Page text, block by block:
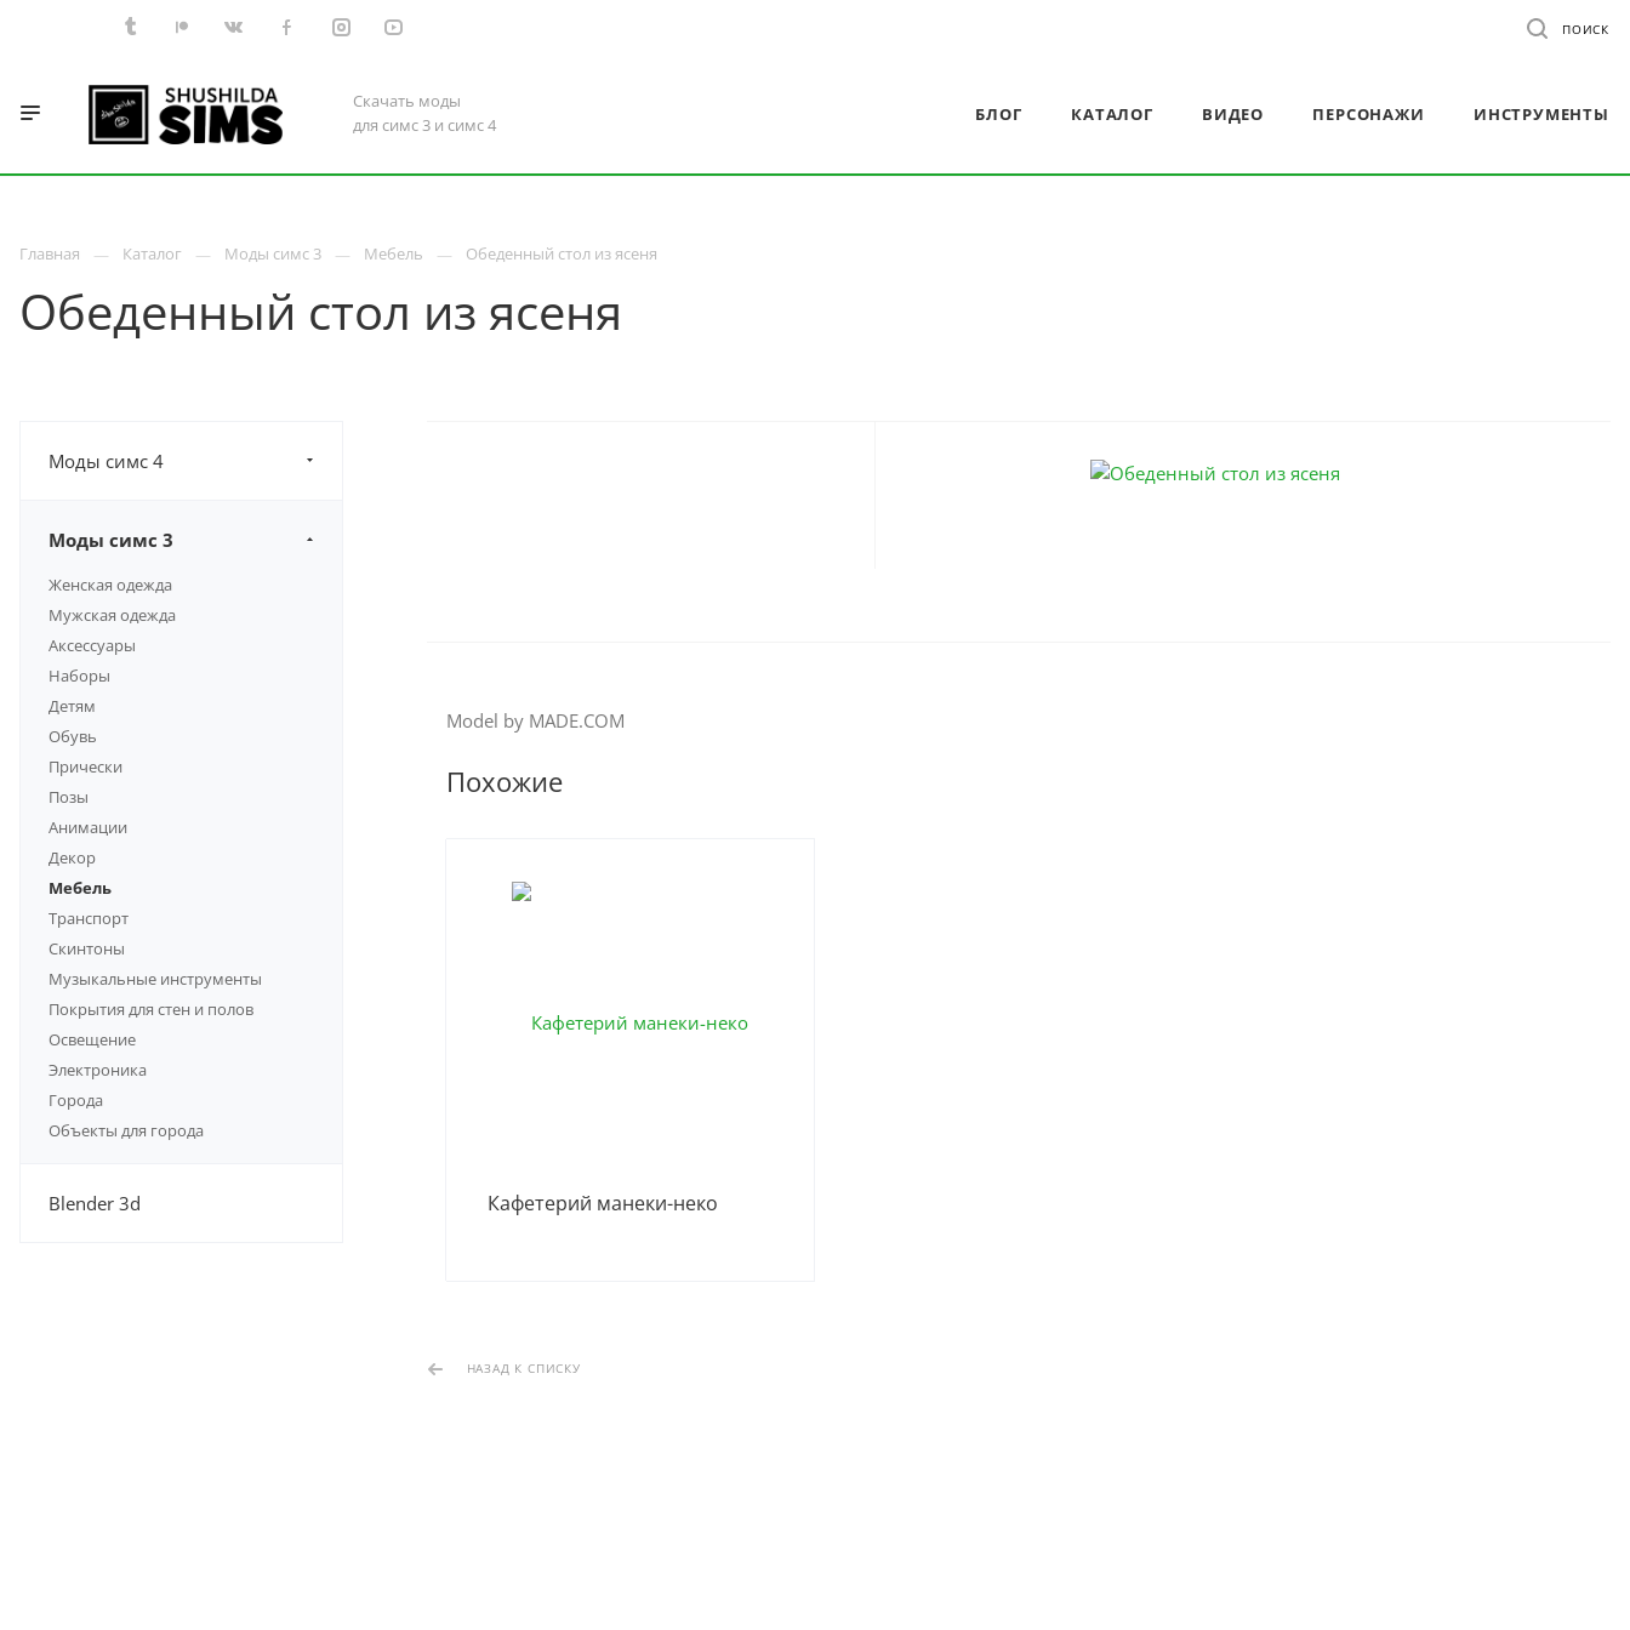
ПОИСК
Скачать моды
для симс 3 и симс 4
БЛОГ КАТАЛОГ ВИДЕО ПЕРСОНАЖИ ИНСТРУМЕНТЫ
Главная Каталог Моды симс 3 Мебель Обеденный стол из ясеня
Обеденный стол из ясеня
Моды симс 4
Моды симс 3
Женская одежда
Мужская одежда
Аксессуары
Наборы
Детям
Обувь
Прически
Позы
Анимации
Декор
Мебель
Транспорт
Скинтоны
Музыкальные инструменты
Покрытия для стен и полов
Освещение
Электроника
Города
Объекты для города
Blender 3d
Model by MADE.COM
Похожие
Кафетерий манеки-неко
НАЗАД К СПИСКУ